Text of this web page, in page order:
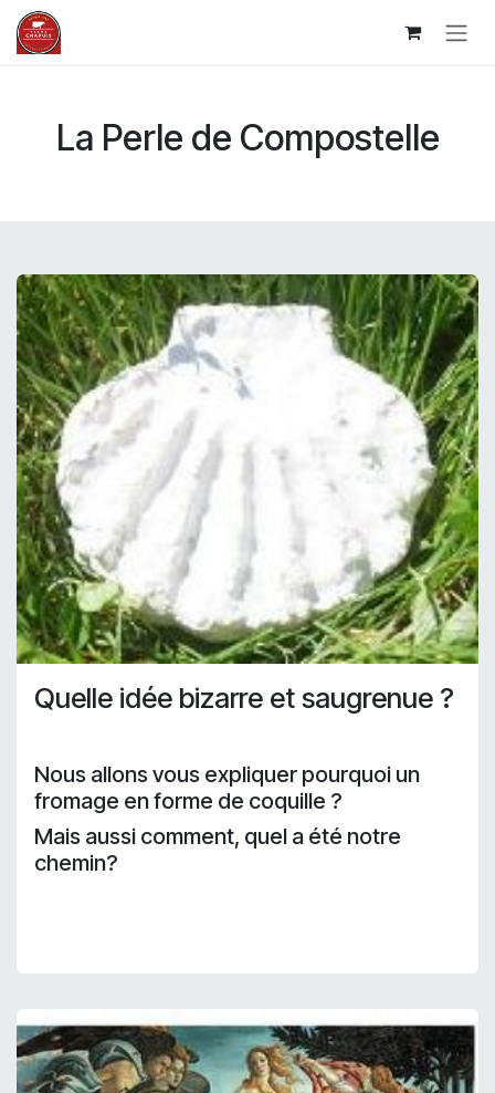
Ir al contenido
La Perle de Compostelle
Quelle idée bizarre et saugrenue ?
Nous allons vous expliquer pourquoi un
fromage en forme de coquille ?
Mais aussi comment, quel a été notre
chemin?